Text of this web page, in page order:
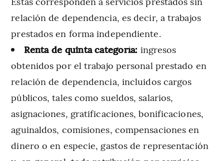
relación de dependencia, es decir, a trabajos
prestados en forma independiente.
Renta de quinta categoría: ingresos
obtenidos por el trabajo personal prestado en
relación de dependencia, incluidos cargos
públicos, tales como sueldos, salarios,
asignaciones, gratificaciones, bonificaciones,
aguinaldos, comisiones, compensaciones en
dinero o en especie, gastos de representación